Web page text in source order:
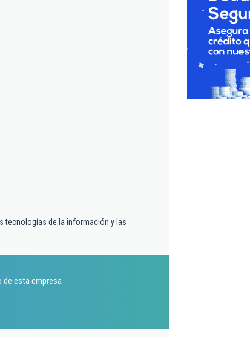
tecnologías de la información y las
de esta empresa